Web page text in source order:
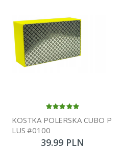
KOSTKA POLERSKA CUBO P
LUS #0100
39.99 PLN